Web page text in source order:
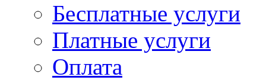
Бесплатные услуги
Платные услуги
Оплата